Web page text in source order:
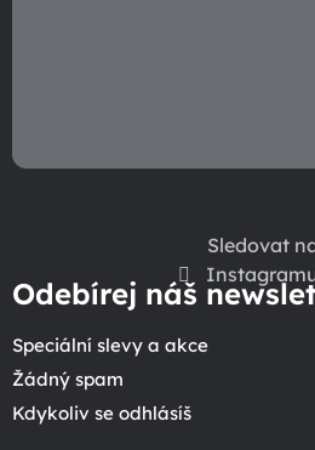
Sledovat
Odebírej náš
Speciální slevy a akce
Žádný spam
Kdykoliv se odhlásíš